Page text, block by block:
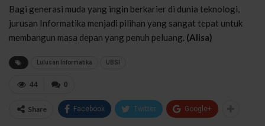
Bagi generasi muda yang ingin berkarier di dunia teknologi,
jurusan Informatika menjadi pilihan yang sangat tepat untuk
membangun masa depan yang penuh peluang. (Alisa)
Lulusan Informatika UBSI
0
44
Share Facebook Twitter Google+